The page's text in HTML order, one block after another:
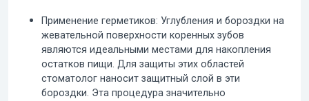
Применение герметиков: Углубления и бороздки на
жевательной поверхности коренных зубов
являются идеальными местами для накопления
остатков пищи. Для защиты этих областей
стоматолог наносит защитный слой в эти
бороздки. Эта процедура значительно